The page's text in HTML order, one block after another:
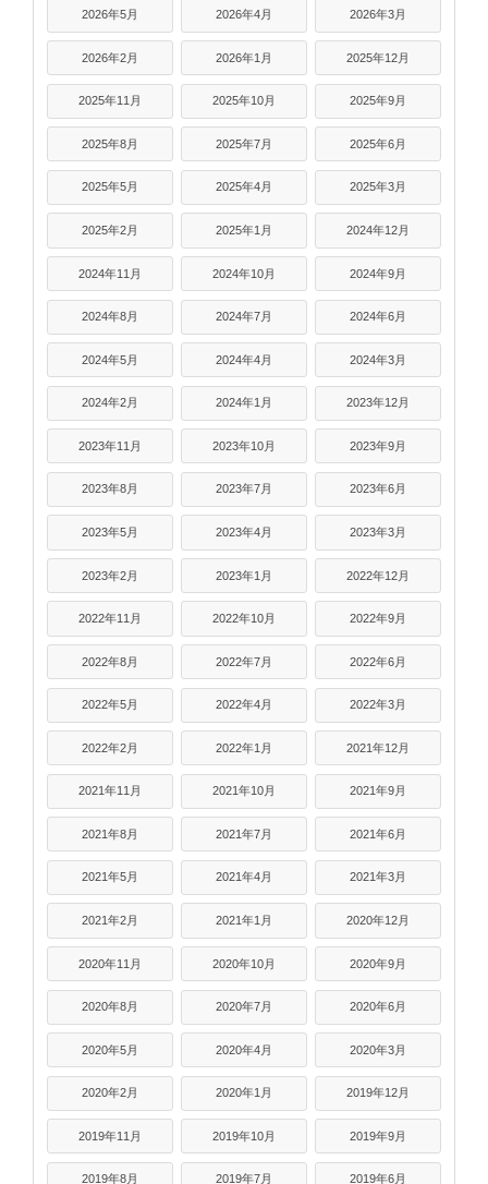
2026年5月 2026年4月 2026年3月
2026年2月 2026年1月 2025年12月
2025年11月 2025年10月 2025年9月
2025年8月 2025年7月 2025年6月
2025年5月 2025年4月 2025年3月
2025年2月 2025年1月 2024年12月
2024年11月 2024年10月 2024年9月
2024年8月 2024年7月 2024年6月
2024年5月 2024年4月 2024年3月
2024年2月 2024年1月 2023年12月
2023年11月 2023年10月 2023年9月
2023年8月 2023年7月 2023年6月
2023年5月 2023年4月 2023年3月
2023年2月 2023年1月 2022年12月
2022年11月 2022年10月 2022年9月
2022年8月 2022年7月 2022年6月
2022年5月 2022年4月 2022年3月
2022年2月 2022年1月 2021年12月
2021年11月 2021年10月 2021年9月
2021年8月 2021年7月 2021年6月
2021年5月 2021年4月 2021年3月
2021年2月 2021年1月 2020年12月
2020年11月 2020年10月 2020年9月
2020年8月 2020年7月 2020年6月
2020年5月 2020年4月 2020年3月
2020年2月 2020年1月 2019年12月
2019年11月 2019年10月 2019年9月
2019年8月 2019年7月 2019年6月